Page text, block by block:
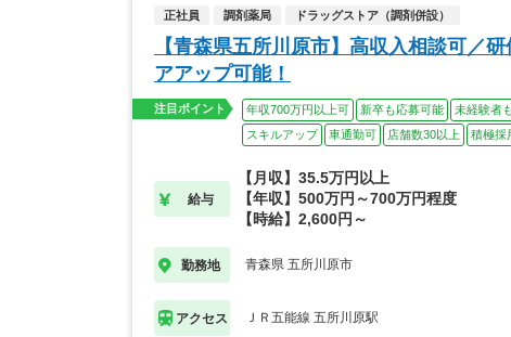
正社員 調剤薬局 ドラッグストア（調剤併設）
【青森県五所川原市】高収入相談可／
アアップ可能！
注目ポイント 年収700万円以上可 新卒も応募可能 未経験者
スキルアップ
車通勤可 店舗数30以上 積極採
給与
【月収】35.5万円以上
【年収】500万円～700万円程度
【時給】2,600円～
勤務地 青森県 五所川原市
アクセス ＪＲ五能線 五所川原駅